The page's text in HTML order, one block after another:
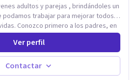
podamos trabajar para mejorar todos
en
seguir la terapia
en su futuro personal,
siempre conteniendo
y brindándoles un espacio de
Ver perfil
Contactar